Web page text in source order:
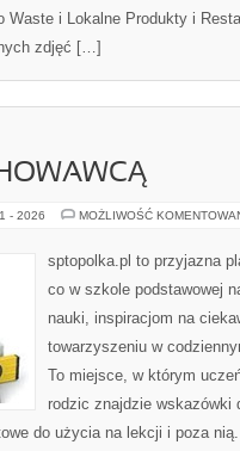
Waste i Lokalne Produkty i
zdjęć […]
- 2026 MOŻLIWOŚĆ
sptopolka.pl to przyjazna
co w szkole podstawowej
nauki, inspiracjom na
towarzyszeniu w
To miejsce, w którym
rodzic znajdzie wskazówki
do użycia na lekcji i poza